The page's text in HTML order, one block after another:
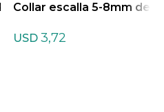
Collar escalla 5-8mm de
USD 3,72